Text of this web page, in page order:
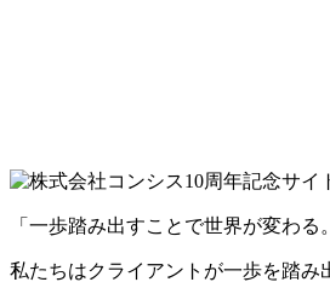
「一歩踏み出すことで世界が変わる
私たちはクライアントが一歩を踏み